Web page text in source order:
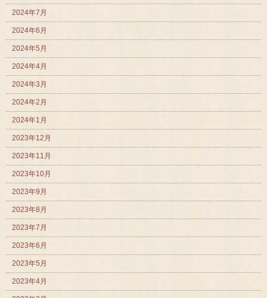
2024年7月
2024年6月
2024年5月
2024年4月
2024年3月
2024年2月
2024年1月
2023年12月
2023年11月
2023年10月
2023年9月
2023年8月
2023年7月
2023年6月
2023年5月
2023年4月